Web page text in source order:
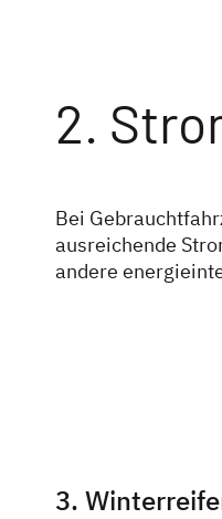
2.
Bei
ausreichende
andere
3.